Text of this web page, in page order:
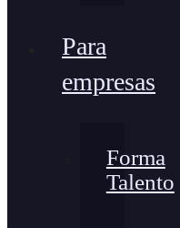
Para
empresas
Forma
Talento